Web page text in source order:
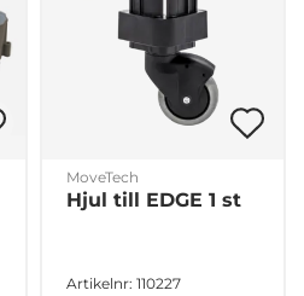
MoveTech
Hjul till EDGE 1 st
Artikelnr: 110227